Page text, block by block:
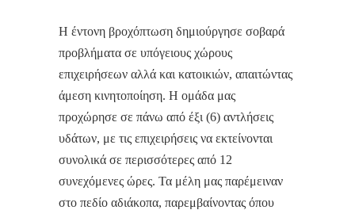
Η έντονη βροχόπτωση δημιούργησε σοβαρά
προβλήματα σε υπόγειους χώρους
επιχειρήσεων αλλά και κατοικιών, απαιτώντας
άμεση κινητοποίηση. Η ομάδα μας
προχώρησε σε πάνω από έξι (6) αντλήσεις
υδάτων, με τις επιχειρήσεις να εκτείνονται
συνολικά σε περισσότερες από 12
συνεχόμενες ώρες. Τα μέλη μας παρέμειναν
στο πεδίο αδιάκοπα, παρεμβαίνοντας όπου